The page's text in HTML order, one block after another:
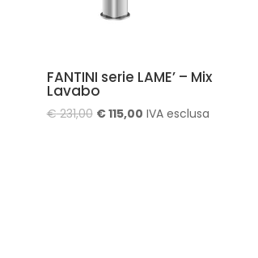
FANTINI serie LAME’ – Mix
Lavabo
€231,00 Il€115,00IlIVA esclusa